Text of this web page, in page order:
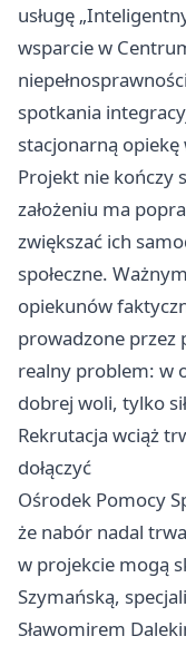
usługę
wsparcie w
spotkania
stacjonarną
Projekt nie kończy
założeniu ma
zwiększać ich
społeczne.
opiekunów
prowadzone przez
realny problem: w
dobrej woli, tylko
Rekrutacja wciąż
dołączyć
Ośrodek Pomocy
że nabór nadal
w projekcie mogą
Szymańską,
Sławomirem